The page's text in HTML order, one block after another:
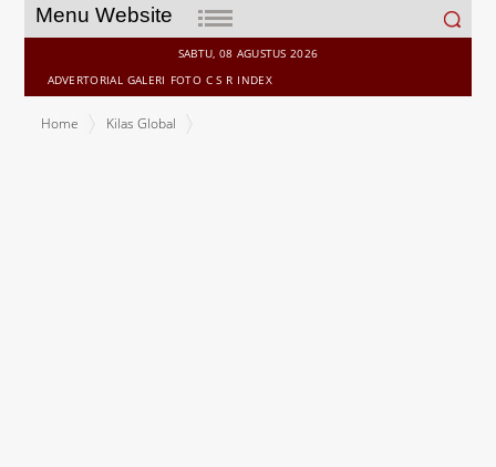
Menu Website
Search
for:
SABTU, 08 AGUSTUS 2026
ADVERTORIAL GALERI FOTO C S R INDEX
Home
Kilas Global